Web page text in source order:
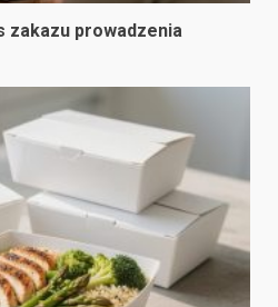
zakazu prowadzenia